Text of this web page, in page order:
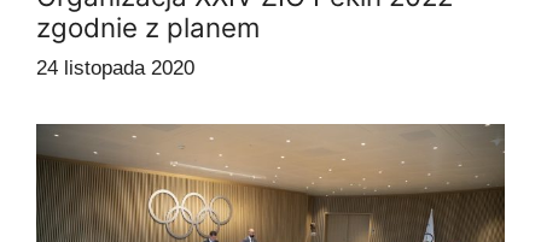
zgodnie z planem
24 listopada 2020